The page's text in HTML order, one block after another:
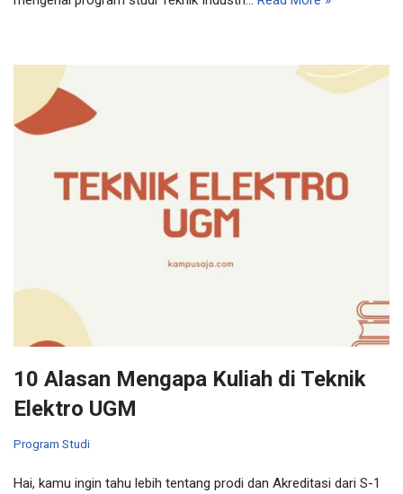
10 Alasan Mengapa Kuliah di Teknik
Elektro UGM
Program Studi
Hai, kamu ingin tahu lebih tentang prodi dan Akreditasi dari S-1